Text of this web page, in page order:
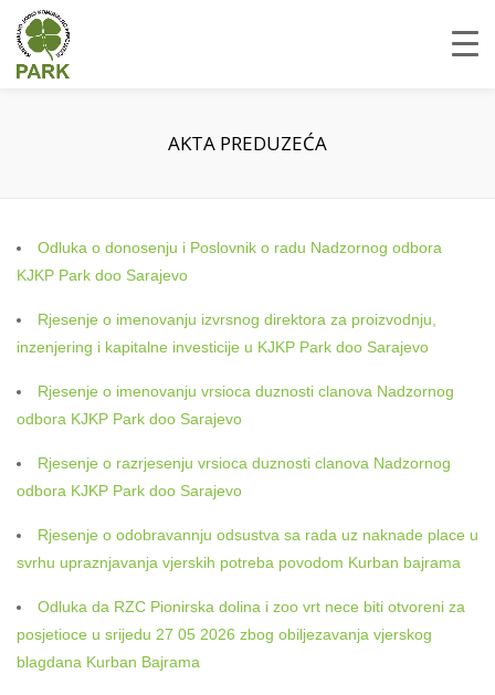
AKTA PREDUZEĆA
Odluka o donosenju i Poslovnik o radu Nadzornog odbora
KJKP Park doo Sarajevo
Rjesenje o imenovanju izvrsnog direktora za proizvodnju,
inzenjering i kapitalne investicije u KJKP Park doo Sarajevo
Rjesenje o imenovanju vrsioca duznosti clanova Nadzornog
odbora KJKP Park doo Sarajevo
Rjesenje o razrjesenju vrsioca duznosti clanova Nadzornog
odbora KJKP Park doo Sarajevo
Rjesenje o odobravannju odsustva sa rada uz naknade place u
svrhu upraznjavanja vjerskih potreba povodom Kurban bajrama
Odluka da RZC Pionirska dolina i zoo vrt nece biti otvoreni za
posjetioce u srijedu 27 05 2026 zbog obiljezavanja vjerskog
blagdana Kurban Bajrama